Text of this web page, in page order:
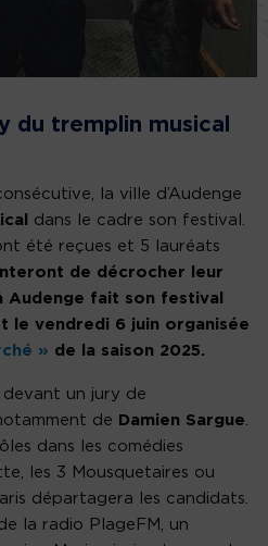
du tremplin musical
la ville d’Audenge
dans le cadre son festival.
été reçues et 5 lauréats
de décrocher leur
Audenge fait son festival
le vendredi 6 juin organisée
» de la saison 2025.
un jury de
de Damien Sargue.
dans les comédies
les 3 Mousquetaires ou
départagera les candidats.
la radio PlageFM, un